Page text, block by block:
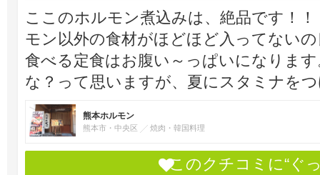
ここのホルモン煮込みは、絶品です！
モン以外の食材がほどほど入ってない
食べる定食はお腹い～っぱいになりま
な？って思いますが、夏にスタミナを
熊本ホルモン
熊本市・中央区 焼肉・韓国料理
このクチコミに“ぐ